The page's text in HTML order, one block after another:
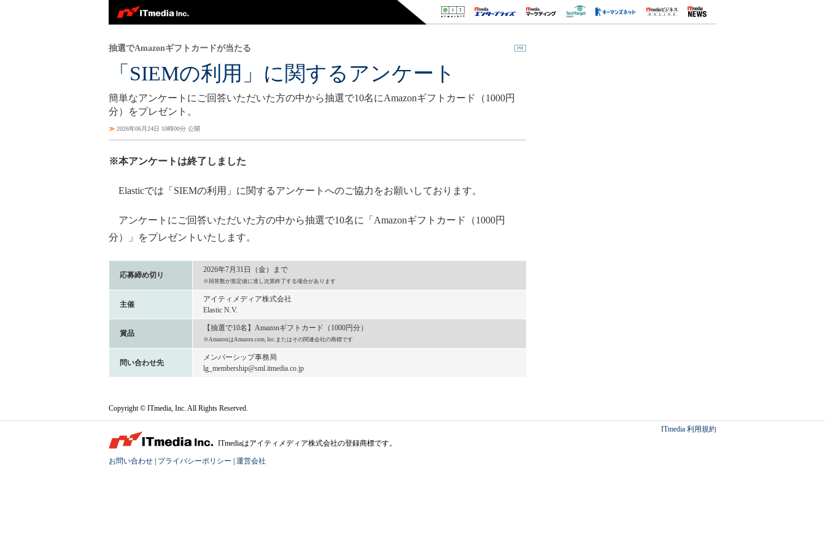
「SIEMの利用」に関するアンケート
抽選でAmazonギフトカードが当たる
簡単なアンケートにご回答いただいた方の中から抽選で10名にAmazonギフトカード（1000円
分）をプレゼント。
≫ 2026年06月24日 10時00分 公開
※本アンケートは終了しました
Elasticでは「SIEMの利用」に関するアンケートへのご協力をお願いしております。
アンケートにご回答いただいた方の中から抽選で10名に「Amazonギフトカード（1000円
分）」をプレゼントいたします。
応募締め切り
2026年7月31日（金）まで
※回答数が規定値に達し次第終了する場合があります
主催
アイティメディア株式会社
Elastic N.V.
賞品
【抽選で10名】Amazonギフトカード（1000円分）
※AmazonはAmazon.com, Inc.またはその関連会社の商標です
問い合わせ先
メンバーシップ事務局
lg_membership@sml.itmedia.co.jp
Copyright © ITmedia, Inc. All Rights Reserved.
ITmedia 利用規約
ITmediaはアイティメディア株式会社の登録商標です。
お問い合わせ プライバシーポリシー 運営会社